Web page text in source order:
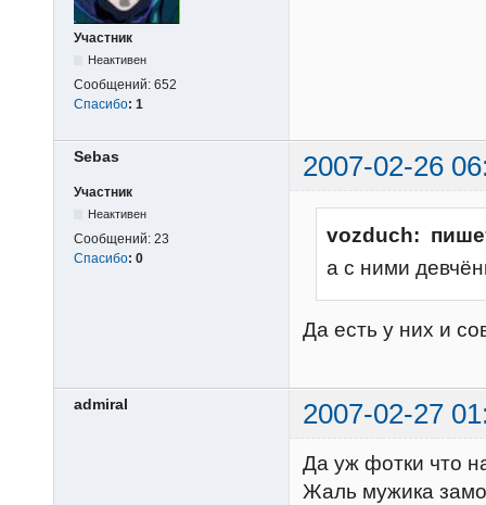
Участник
Неактивен
Сообщений: 652
Спасибо: 1
Sebas 2007-02-26
Участник
Неактивен
Сообщений: 23
Спасибо: 0
vozduch:
а с ними
Да есть у них и
admiral 2007-02-27
Да уж фотки что
Жаль мужика